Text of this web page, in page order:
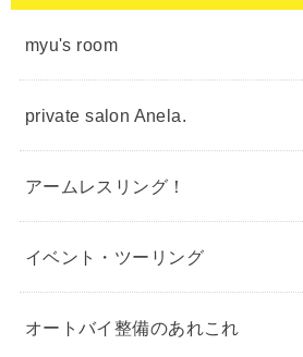
myu's room
private salon Anela.
アームレスリング！
イベント・ツーリング
オートバイ整備のあれこれ